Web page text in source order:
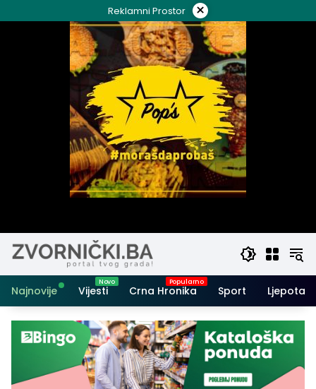
to
Reklamni Prostor ×
Najnovije Vijesti Crna Hronika Sport Ljepota i